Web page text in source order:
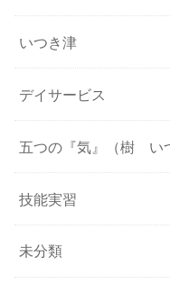
いつき津
デイサービス
五つの『気』（樹 い
技能実習
未分類